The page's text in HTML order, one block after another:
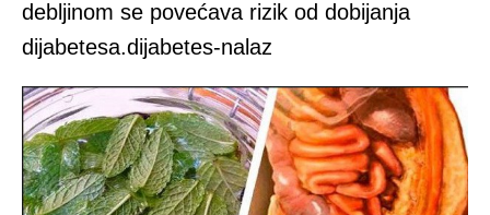
debljinom se povećava rizik od dobijanja
dijabetesa.dijabetes-nalaz